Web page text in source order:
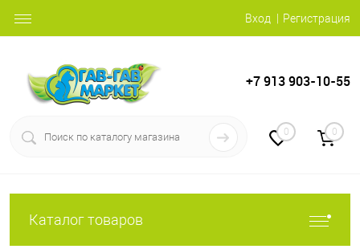
Вход Регистрация
+7 913 903-10-55
0 0
Каталог товаров